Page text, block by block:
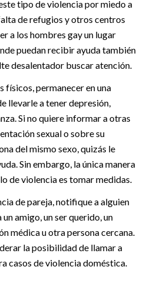
tipo de violencia por miedo a
de refugios y otros centros
a los hombres gay un lugar
puedan recibir ayuda también
desalentador buscar atención.
físicos, permanecer en una
llevarle a tener depresión,
Si no quiere informar a otras
sexual o sobre su
del mismo sexo, quizás le
Sin embargo, la única manera
de violencia es tomar medidas.
de pareja, notifique a alguien
amigo, un ser querido, un
médica u otra persona cercana.
la posibilidad de llamar a
casos de violencia doméstica.